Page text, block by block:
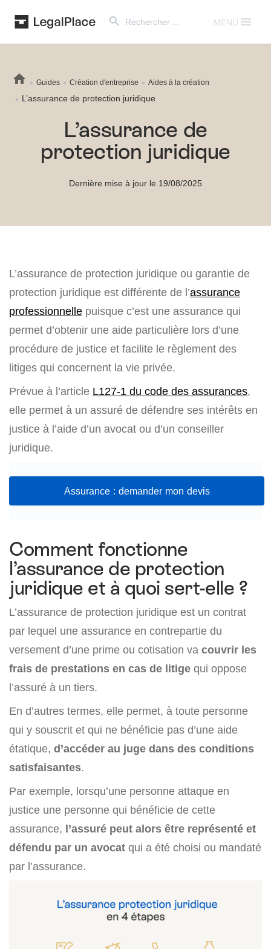
for:
MENU
Guides Création d'entreprise Aides à la création
L’assurance de protection juridique
L’assurance de
protection juridique
Dernière mise à jour le 19/08/2025
L’assurance de protection juridique ou garantie de
protection juridique est différente de l’assurance
professionnelle puisque c’est une assurance qui
permet d’obtenir une aide particulière lors d’une
procédure de justice et facilite le règlement des
litiges qui concernent la vie privée.
Prévue à l’article L127-1 du code des assurances,
elle permet à un assuré de défendre ses intérêts en
justice à l’aide d’un avocat ou d’un conseiller
juridique.
Assurance : demander mon devis
Comment fonctionne
l’assurance de protection
juridique et à quoi sert-elle ?
L’assurance de protection juridique est un contrat
par lequel une assurance en contrepartie du
versement d’une prime ou cotisation va couvrir les
frais de prestations en cas de litige qui oppose
l’assuré à un tiers.
En d’autres termes, elle permet, à toute personne
qui y souscrit et qui ne bénéficie pas d’une aide
étatique, d’accéder au juge dans des conditions
satisfaisantes.
Par exemple, lorsqu’une personne attaque en
justice une personne qui bénéficie de cette
assurance, l’assuré peut alors être représenté et
défendu par un avocat qui a été choisi ou mandaté
par l’assurance.